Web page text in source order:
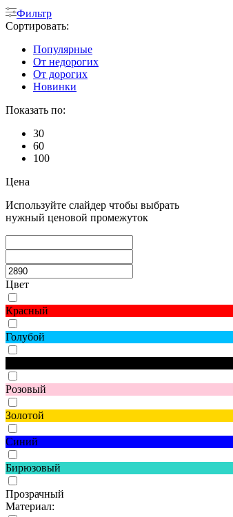
Фильтр
Сортировать:
Популярные
От недорогих
От дорогих
Новинки
Показать по:
30
60
100
Цена
Используйте слайдер чтобы выбрать
нужный ценовой промежуток
Цвет
Красный
Голубой
Розовый
Золотой
Синий
Бирюзовый
Прозрачный
Материал: